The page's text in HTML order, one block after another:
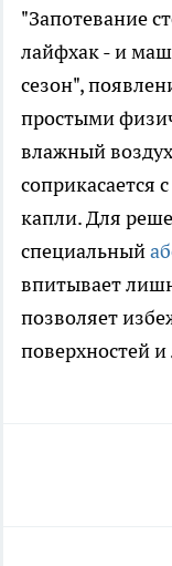
"Запотевание
лайфхак - и
сезон",
простыми
влажный
соприкасается
капли. Для
специальный
впитывает
позволяет
поверхностей